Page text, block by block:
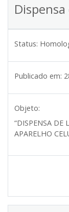
Status:
Publicado em:
Objeto:
“DISPENSA DE
APARELHO